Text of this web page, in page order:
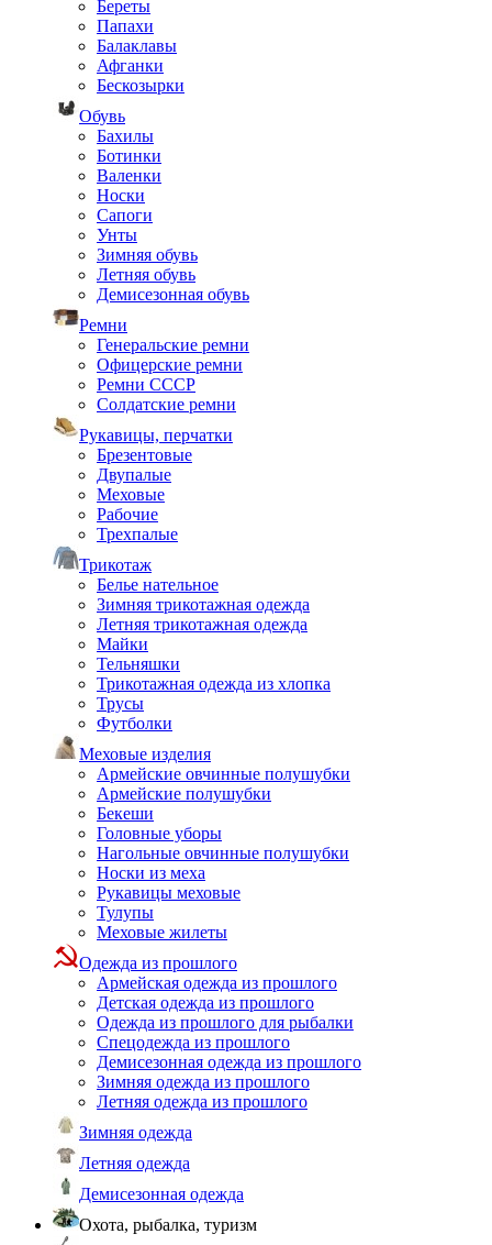
Береты
Папахи
Балаклавы
Афганки
Бескозырки
Обувь
Бахилы
Ботинки
Валенки
Носки
Сапоги
Унты
Зимняя обувь
Летняя обувь
Демисезонная обувь
Ремни
Генеральские ремни
Офицерские ремни
Ремни СССР
Солдатские ремни
Рукавицы, перчатки
Брезентовые
Двупалые
Меховые
Рабочие
Трехпалые
Трикотаж
Белье нательное
Зимняя трикотажная одежда
Летняя трикотажная одежда
Майки
Тельняшки
Трикотажная одежда из хлопка
Трусы
Футболки
Меховые изделия
Армейские овчинные полушубки
Армейские полушубки
Бекеши
Головные уборы
Нагольные овчинные полушубки
Носки из меха
Рукавицы меховые
Тулупы
Меховые жилеты
Одежда из прошлого
Армейская одежда из прошлого
Детская одежда из прошлого
Одежда из прошлого для рыбалки
Спецодежда из прошлого
Демисезонная одежда из прошлого
Зимняя одежда из прошлого
Летняя одежда из прошлого
Зимняя одежда
Летняя одежда
Демисезонная одежда
Охота, рыбалка, туризм